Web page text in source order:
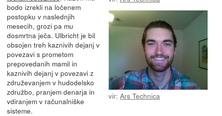
vir: Ars Technica
bodo izrekli na ločenem
postopku v naslednjih
mesecih, grozi pa mu
dosmrtna ječa. Ulbricht je bil
obsojen treh kaznivih dejanj v
povezavi s prometom
prepovedanih mamil in
kaznivih dejanj v povezavi z
združevanjem v hudodelsko
združbo, pranjem denarja in
vdiranjem v računalniške
sisteme.